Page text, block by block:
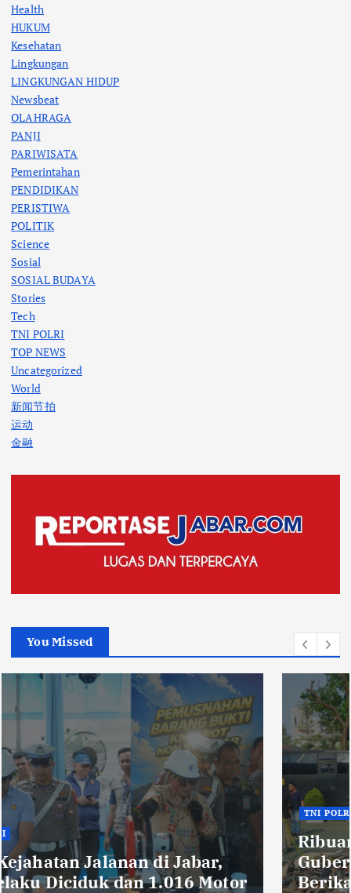
Health
HUKUM
Kesehatan
Lingkungan
LINGKUNGAN HIDUP
Newsbeat
OLAHRAGA
PANJI
PARIWISATA
Pemerintahan
PENDIDIKAN
PERISTIWA
POLITIK
Science
Sosial
SOSIAL BUDAYA
Stories
Tech
TNI POLRI
TOP NEWS
Uncategorized
World
新闻节拍
运动
金融
You Missed
TNI POLRI
Ribuan Knalpot Brong Disita Polisi,
Gubernur Jabar Kang Dedi Bakal
Berikan Kompensasi Knalpot